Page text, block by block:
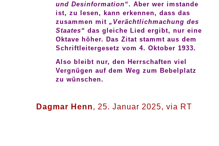
und Desinformation“. Aber wer imstande
ist, zu lesen, kann erkennen, dass das
zusammen mit„Verächtlichmachung des
Staates“ das gleiche Lied ergibt, nur eine
Oktave höher. Das Zitat stammt aus dem
Schriftleitergesetz vom 4. Oktober 1933.
Also bleibt nur, den Herrschaften viel
Vergnügen auf dem Weg zum Bebelplatz
zu wünschen.
Dagmar Henn, 25. Januar 2025, via RT